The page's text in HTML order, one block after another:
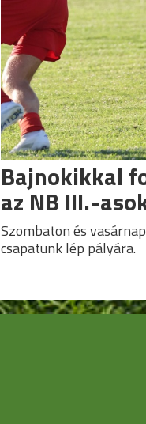
Bajnokikkal
az NB III.-
Szombaton és
csapatunk lép pályára.